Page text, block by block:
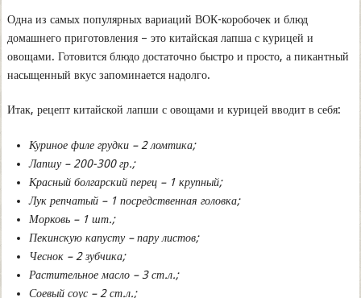
Одна из самых популярных вариаций ВОК-коробочек и блюд
домашнего приготовления – это китайская лапша с курицей и
овощами. Готовится блюдо достаточно быстро и просто, а пикантный
насыщенный вкус запоминается надолго.
Итак, рецепт китайской лапши с овощами и курицей вводит в себя:
Куриное филе грудки – 2 ломтика;
Лапшу – 200-300 гр.;
Красный болгарский перец – 1 крупный;
Лук репчатый – 1 посредственная головка;
Морковь – 1 шт.;
Пекинскую капусту – пару листов;
Чеснок – 2 зубчика;
Растительное масло – 3 ст.л.;
Соевый соус – 2 ст.л.;